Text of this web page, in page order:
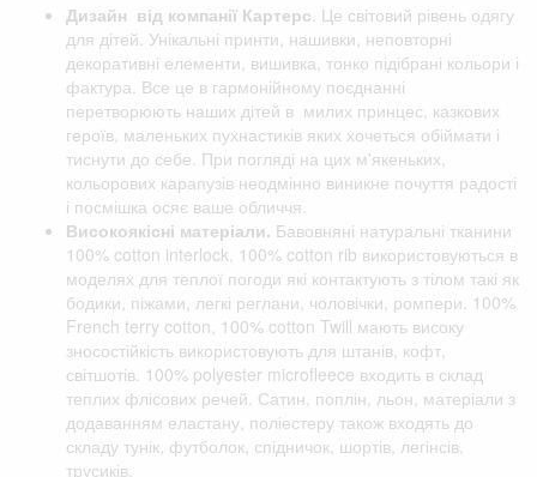
Дизайн від компанії Картерс . Це світовий рівень одягу
для дітей. Унікальні принти, нашивки, неповторні
декоративні елементи, вишивка, тонко підібрані кольори і
фактура. Все це в гармонійному поєднанні
перетворюють наших дітей в милих принцес, казкових
героїв, маленьких пухнастиків яких хочеться обіймати і
тиснути до себе. При погляді на цих м'якеньких,
кольорових карапузів неодмінно виникне почуття радості
і посмішка осяє ваше обличчя.
Високоякісні матеріали. Бавовняні натуральні тканини
100% cotton interlock, 100% cotton rib використовуються в
моделях для теплої погоди які контактують з тілом такі як
бодики, піжами, легкі реглани, чоловічки, ромпери. 100%
French terry cotton, 100% cotton Twill мають високу
зносостійкість використовують для штанів, кофт,
світшотів. 100% polyester microfleece входить в склад
теплих флісових речей. Сатин, поплін, льон, матеріали з
додаванням еластану, поліестеру також входять до
складу тунік, футболок, спідничок, шортів, легінсів,
трусиків.